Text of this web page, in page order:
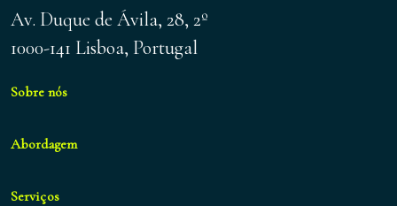
Av. Duque de Ávila, 28, 2º
1000-141 Lisboa, Portugal
Sobre nós
Abordagem
Serviços